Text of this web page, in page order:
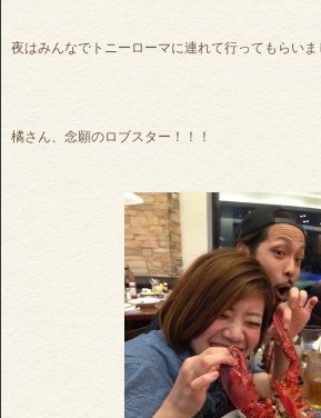
夜はみんなでトニーローマに連れて行ってもらいま
橘さん、念願のロブスター！！！